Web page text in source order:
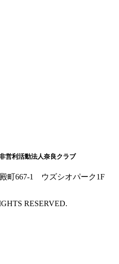
営利活動法人奈良クラブ
町667-1
ウズシオパーク1F
RESERVED.